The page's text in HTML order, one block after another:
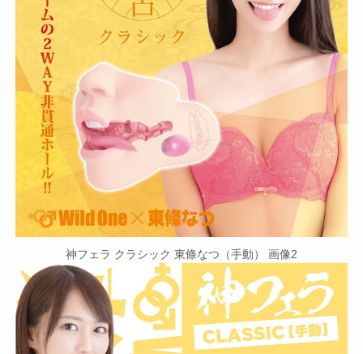
神フェラ クラシック 東條なつ（手動） 画像2